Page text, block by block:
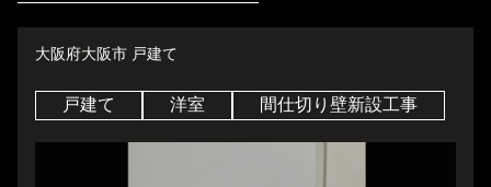
大阪府大阪市 戸建て
戸建て 洋室 間仕切り壁新設工事